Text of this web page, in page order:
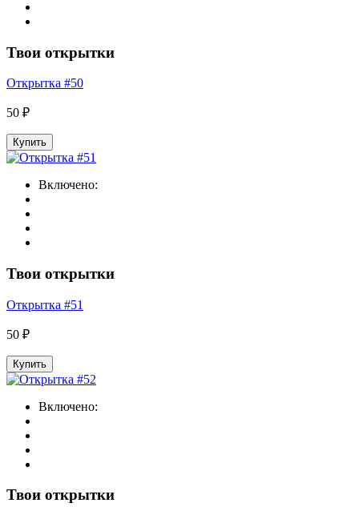
Твои открытки
Открытка #50
50 ₽
Купить
Включено:
Твои открытки
Открытка #51
50 ₽
Купить
Включено:
Твои открытки